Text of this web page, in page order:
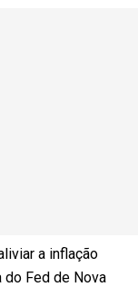
a inflação
do Fed de Nova